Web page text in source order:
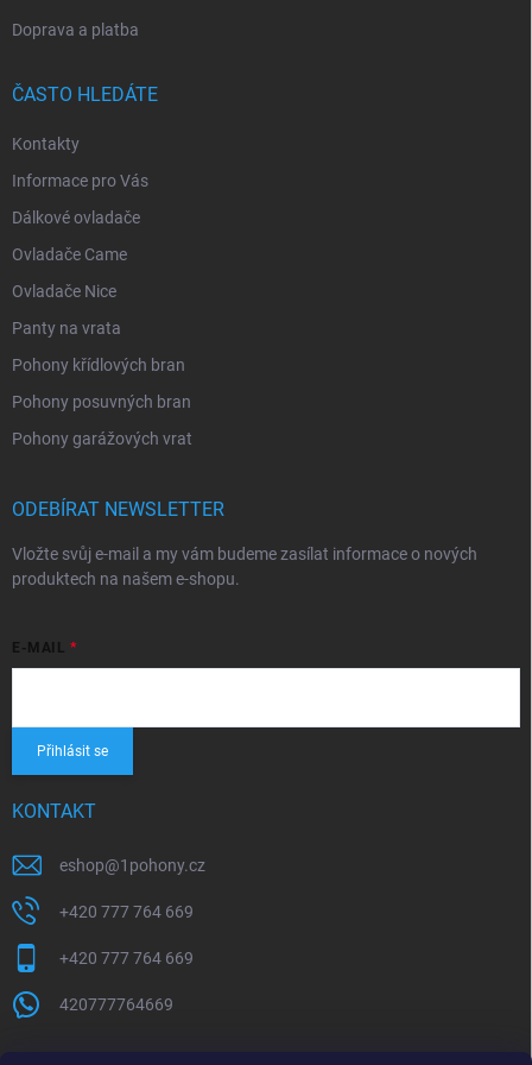
Doprava a platba
ČASTO HLEDÁTE
Kontakty
Informace pro Vás
Dálkové ovladače
Ovladače Came
Ovladače Nice
Panty na vrata
Pohony křídlových bran
Pohony posuvných bran
Pohony garážových vrat
ODEBÍRAT NEWSLETTER
Vložte svůj e-mail a my vám budeme zasílat informace o nových
produktech na našem e-shopu.
E-MAIL
Přihlásit se
KONTAKT
eshop@1pohony.cz
+420 777 764 669
+420 777 764 669
420777764669